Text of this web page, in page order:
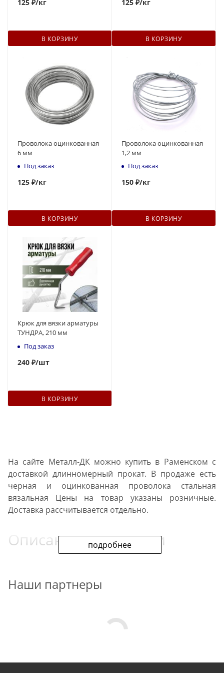
125 ₽/кг
В КОРЗИНУ
125 ₽/кг
В КОРЗИНУ
Проволока оцинкованная
6 мм
Под заказ
125 ₽/кг
В КОРЗИНУ
Проволока оцинкованная
1,2 мм
Под заказ
150 ₽/кг
В КОРЗИНУ
Крюк для вязки арматуры
ТУНДРА, 210 мм
Под заказ
240 ₽/шт
В КОРЗИНУ
подробнее
На сайте Металл-ДК можно купить в Раменском с
доставкой длинномерный прокат. В продаже есть
черная и оцинкованная проволока стальная
вязальная Цены на товар указаны розничные.
Доставка рассчитывается отдельно.
Описание продукции
низкоуглеродистые стали общего назначения. По
точности геометрии, качеству цинкового покрытия,
проволоки
Наши партнеры